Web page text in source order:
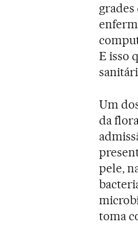
grades
E isso
Um
da
pele,
toma